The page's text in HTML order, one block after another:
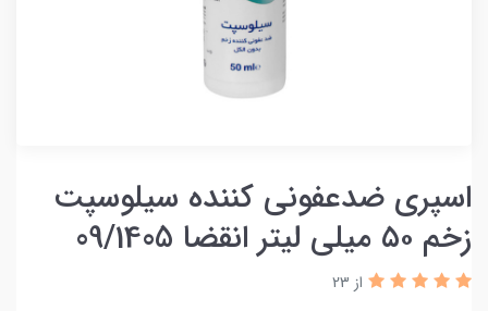
اسپری ضدعفونی کننده سیلوسپت
زخم ۵۰ میلی لیتر انقضا 09/1405
از 23